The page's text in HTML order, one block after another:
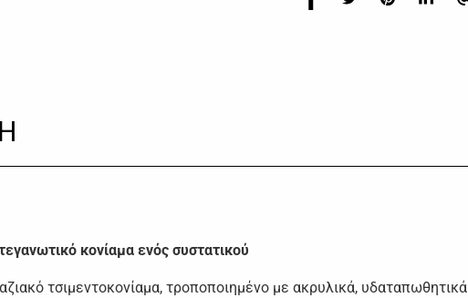
κονίαμα ενός συστατικού
τσιμεντοκονίαμα, τροποποιημένο με ακρυλικά, υδαταπωθητικά